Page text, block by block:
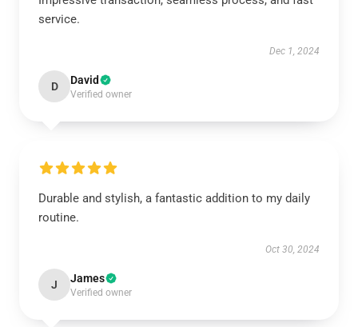
service.
Dec 1, 2024
D David
Verified owner
Durable and stylish, a fantastic addition to my daily
routine.
Oct 30, 2024
J James
Verified owner